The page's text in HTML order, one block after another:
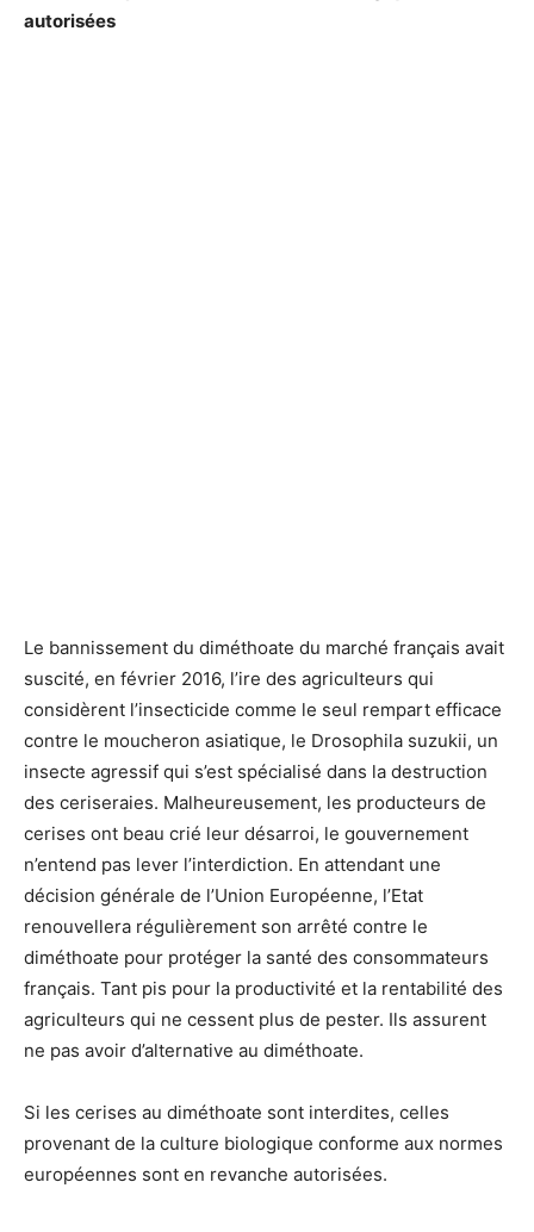
autorisées
Le bannissement du diméthoate du marché français avait
suscité, en février 2016, l’ire des agriculteurs qui
considèrent l’insecticide comme le seul rempart efficace
contre le moucheron asiatique, le Drosophila suzukii, un
insecte agressif qui s’est spécialisé dans la destruction
des ceriseraies. Malheureusement, les producteurs de
cerises ont beau crié leur désarroi, le gouvernement
n’entend pas lever l’interdiction. En attendant une
décision générale de l’Union Européenne, l’Etat
renouvellera régulièrement son arrêté contre le
diméthoate pour protéger la santé des consommateurs
français. Tant pis pour la productivité et la rentabilité des
agriculteurs qui ne cessent plus de pester. Ils assurent
ne pas avoir d’alternative au diméthoate.
Si les cerises au diméthoate sont interdites, celles
provenant de la culture biologique conforme aux normes
européennes sont en revanche autorisées.